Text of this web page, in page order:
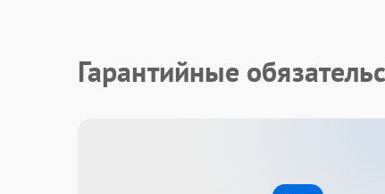
Гарантийные